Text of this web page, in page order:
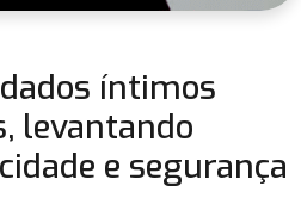
íntimos
levantando
e segurança